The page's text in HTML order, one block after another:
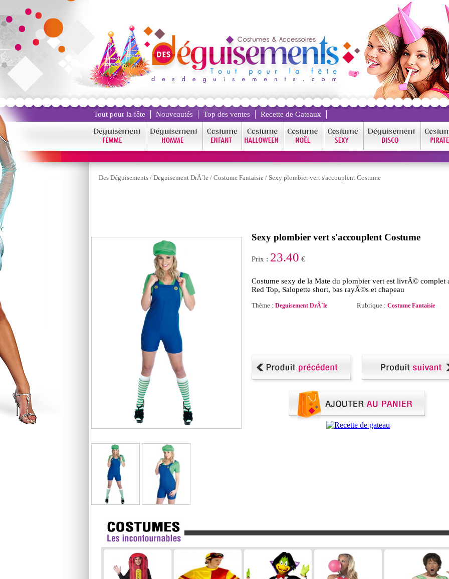
Tout pour la fête Nouveautés Top des ventes Recette de Gateaux
Des Déguisements / Deguisement DrÃ´le / Costume Fantaisie / Sexy plombier vert s'accouplent Costume
Sexy plombier vert s'accouplent Costume
Prix : 23.40 €
Costume sexy de la Mate du plombier vert est livrÃ© complet
Red Top, Salopette short, bas rayÃ©s et chapeau
Thème : Deguisement DrÃ´le Rubrique : Costume Fantaisie